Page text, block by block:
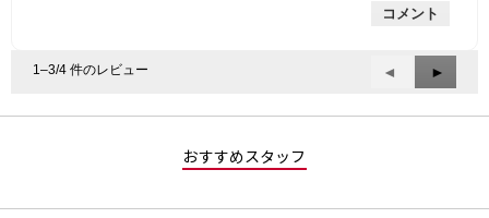
コメント
1–3/4 件のレビュー
前
Reviews
◄
次
へ
►
おすすめスタッフ